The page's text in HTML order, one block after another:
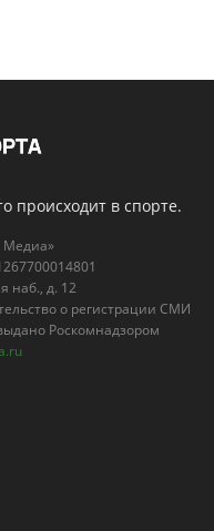
происходит в спорте.
Медиа»
наб., д. 12
о регистрации СМИ
Роскомнадзором